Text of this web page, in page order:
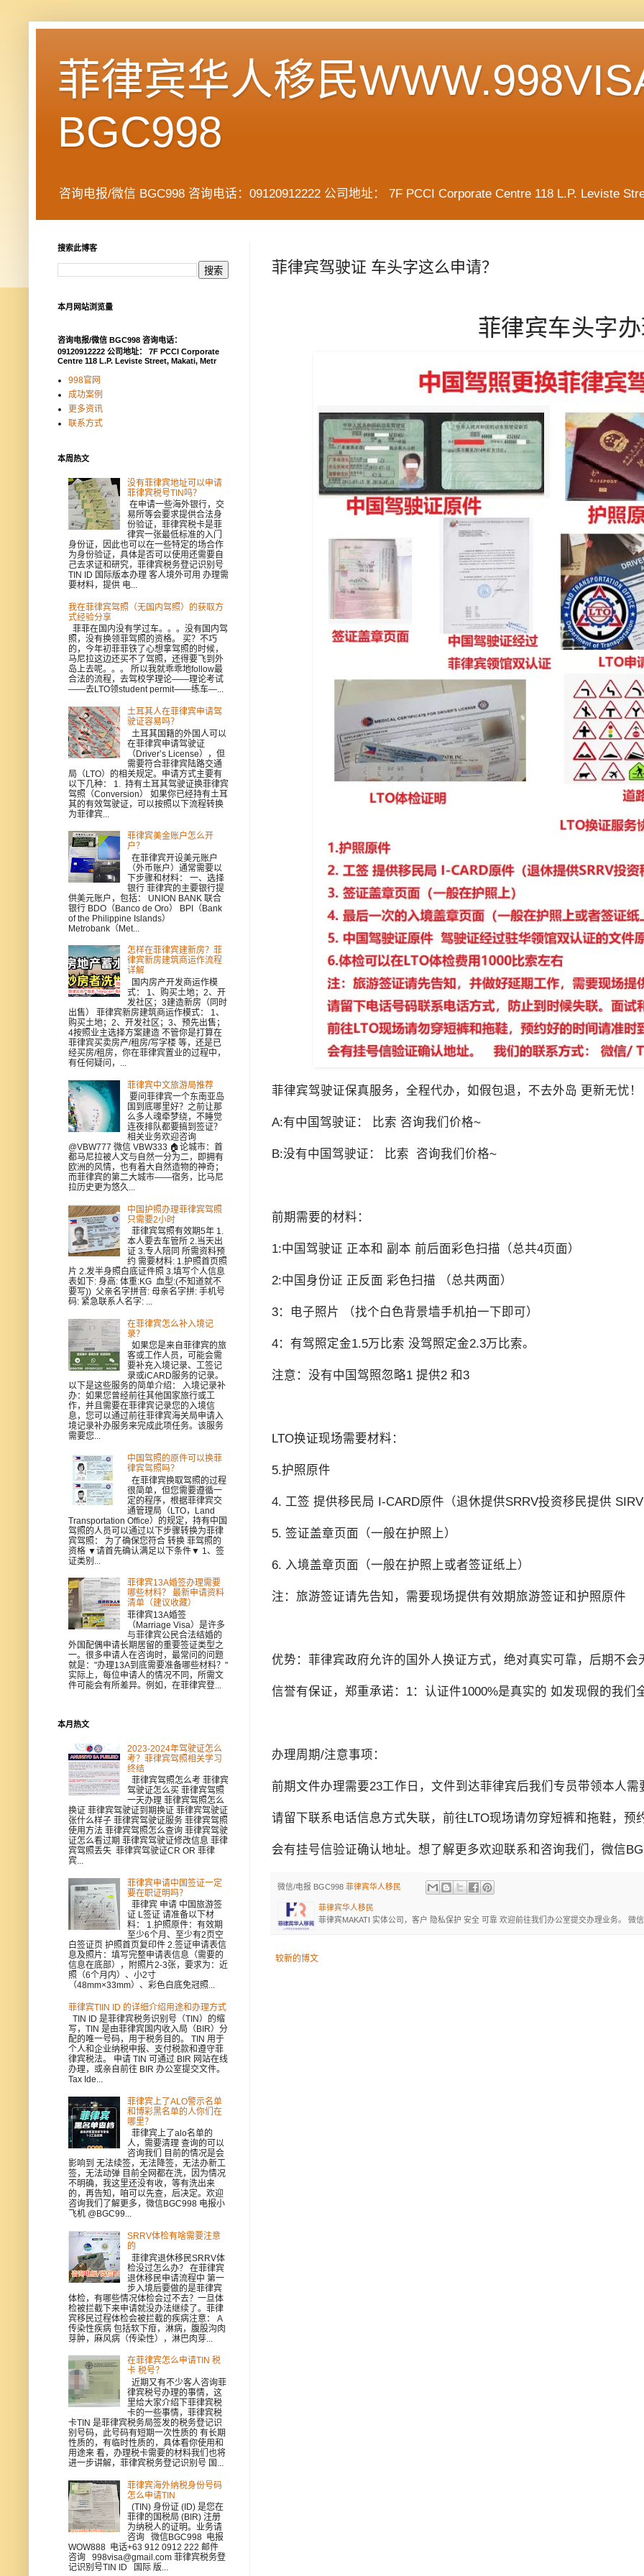
菲律宾华人移民
BGC998
咨询电报/微信 BGC998 咨询电话：09120912222 公司地址： 7F PCCI Corporate Centre 118 L.P. Leviste
菲律宾驾驶证 车头字这么申请？
菲律宾车头字
菲律宾驾驶证保真服务，全程代办，如假包退，不去外岛 更新无忧
A:有中国驾驶证： 比索 咨询我们价格~
B:没有中国驾驶证： 比索 咨询我们价格~
前期需要的材料：
1:中国驾驶证 正本和 副本 前后面彩色扫描（总共4页面）
2:中国身份证 正反面 彩色扫描 （总共两面）
3：电子照片 （找个白色背景墙手机拍一下即可）
4：有驾照定金1.5万比索 没驾照定金2.3万比索。
注意：没有中国驾照忽略1 提供2 和3
LTO换证现场需要材料：
5.护照原件
4. 工签 提供移民局 I-CARD原件（退休提供SRRV投资移民提供
5. 签证盖章页面（一般在护照上）
6. 入境盖章页面（一般在护照上或者签证纸上）
注：旅游签证请先告知，需要现场提供有效期旅游签证和护照原件
优势：菲律宾政府允许的国外人换证方式，绝对真实可靠，后期不
信誉有保证，郑重承诺：1：认证件1000%是真实的 如发现假的我
办理周期/注意事项：
前期文件办理需要23工作日，文件到达菲律宾后我们专员带领本人
请留下联系电话信息方式失联，前往LTO现场请勿穿短裤和拖鞋，
会有挂号信验证确认地址。想了解更多欢迎联系和咨询我们，微信
微信/电报 BGC998 菲律宾华人移民
菲律宾华人移民
菲律宾MAKATI 实体公司，客户 隐私保护 安全 可靠 欢迎前往我们办公室提交办理业务。 微
较新的博文
搜索此博客
本月网站浏览量
咨询电报/微信 BGC998 咨询电话：
09120912222 公司地址： 7F PCCI Corporate
Centre 118 L.P. Leviste Street, Makati, Metr
998官网
成功案例
更多资讯
联系方式
本周热文
没有菲律宾地址可以申请
菲律宾税号TIN吗？
在申请一些海外银行，交
易所等会要求提供合法身
份验证，菲律宾税卡是菲
律宾一张最低标准的入门
身份证，因此也可以在一些特定的场合作
为身份验证，具体是否可以使用还需要自
己去求证和研究，菲律宾税务登记识别号
TIN ID 国际版本办理 客人境外可用 办理需
要材料，提供 电...
我在菲律宾驾照（无国内驾照）的获取方
式经验分享
菲菲在国内没有学过车。。。没有国内驾
照，没有换领菲驾照的资格。 买？不巧
的，今年初菲菲铁了心想拿驾照的时候，
马尼拉这边还买不了驾照，还得要飞到外
岛上去呢。。。 所以我就乖乖地follow最
合法的流程，去驾校学理论——理论考试
——去LTO领student permit——练车—...
土耳其人在菲律宾申请驾
驶证容易吗？
土耳其国籍的外国人可以
在菲律宾申请驾驶证
（Driver’s License），但
需要符合菲律宾陆路交通
局（LTO）的相关规定。申请方式主要有
以下几种： 1. 持有土耳其驾驶证换菲律宾
驾照（Conversion） 如果你已经持有土耳
其的有效驾驶证，可以按照以下流程转换
为菲律宾...
菲律宾美金账户怎么开
户？
在菲律宾开设美元账户
（外币账户）通常需要以
下步骤和材料： 一、选择
银行 菲律宾的主要银行提
供美元账户，包括： UNION BANK 联合
银行 BDO（Banco de Oro） BPI（Bank
of the Philippine Islands）
Metrobank（Met...
怎样在菲律宾建新房？菲
律宾新房建筑商运作流程
详解
国内房产开发商运作模
式： 1、购买土地；2、开
发社区；3建造新房（同时
出售） 菲律宾新房建筑商运作模式： 1、
购买土地；2、开发社区；3、预先出售；
4按照业主选择方案建造 不管你是打算在
菲律宾买卖房产/租房/写字楼 等，还是已
经买房/租房，你在菲律宾置业的过程中，
有任何疑问，...
菲律宾中文旅游局推荐
要问菲律宾一个东南亚岛
国到底哪里好？之前让那
么多人魂牵梦绕，不睡觉
连夜排队都要搞到签证？
相关业务欢迎咨询
@VBW777 微信 VBW333 🏠论城市：首
都马尼拉被人文与自然一分为二，即拥有
欧洲的风情，也有着大自然造物的神奇；
而菲律宾的第二大城市——宿务，比马尼
拉历史更为悠久...
中国护照办理菲律宾驾照
只需要2小时
菲律宾驾照有效期5年 1.
本人要去车管所 2.当天出
证 3.专人陪同 所需资料预
约 需要材料: 1.护照首页照
片 2.发半身照白底证件照 3.填写个人信息
表如下: 身高: 体重:KG 血型:(不知道就不
要写)) 父亲名字拼音: 母亲名字拼: 手机号
码: 紧急联系人名字: ...
在菲律宾怎么补入境记
录？
如果您是来自菲律宾的旅
客或工作人员，可能会需
要补充入境记录、工签记
录或iCARD服务的记录。
以下是这些服务的简单介绍： 入境记录补
办：如果您曾经前往其他国家旅行或工
作，并且需要在菲律宾记录您的入境信
息，您可以通过前往菲律宾海关局申请入
境记录补办服务来完成此项任务。该服务
需要您...
中国驾照的原件可以换菲
律宾驾照吗？
在菲律宾换取驾照的过程
很简单，但您需要遵循一
定的程序，根据菲律宾交
通管理局（LTO，Land
Transportation Office）的规定，持有中国
驾照的人员可以通过以下步骤转换为菲律
宾驾照： 为了确保您符合 转换 菲驾照的
资格 ▼请首先确认满足以下条件▼ 1、签
证类别...
菲律宾13A婚签办理需要
哪些材料？ 最新申请资料
清单（建议收藏）
菲律宾13A婚签
（Marriage Visa）是许多
与菲律宾公民合法结婚的
外国配偶申请长期居留的重要签证类型之
一。很多申请人在咨询时，最常问的问题
就是："办理13A到底需要准备哪些材料？"
实际上，每位申请人的情况不同，所需文
件可能会有所差异。例如，在菲律宾登...
本月热文
2023-2024年驾驶证怎么
考？菲律宾驾照相关学习
终结
菲律宾驾照怎么考 菲律宾
驾驶证怎么买 菲律宾驾照
一天办理 菲律宾驾照怎么
换证 菲律宾驾驶证到期换证 菲律宾驾驶证
张什么样子 菲律宾驾驶证服务 菲律宾驾照
使用方法 菲律宾驾照怎么查询 菲律宾驾驶
证怎么看过期 菲律宾驾驶证修改信息 菲律
宾驾照丢失 菲律宾驾驶证CR OR 菲律
宾...
菲律宾申请中国签证一定
要在职证明吗？
菲律宾 申请 中国旅游签
证 L签证 请准备以下材
料： 1.护照原件：有效期
至少6个月、至少有2页空
白签证页 护照首页复印件 2.签证申请表信
息及照片：填写完整申请表信息（需要的
信息在底部），附照片2-3张，要求为：近
照（6个月内）、小2寸
（48mm×33mm）、彩色白底免冠照...
菲律宾TIIN ID 的详细介绍用途和办理方式
TIN ID 是菲律宾税务识别号（TIN）的缩
写，TIN 是由菲律宾国内收入局（BIR）分
配的唯一号码，用于税务目的。 TIN 用于
个人和企业纳税申报、支付税款和遵守菲
律宾税法。 申请 TIN 可通过 BIR 网站在线
办理，或亲自前往 BIR 办公室提交文件。
Tax Ide...
菲律宾上了ALO警示名单
和博彩黑名单的人你们在
哪里？
菲律宾上了alo名单的
人，需要清理 查询的可以
咨询我们 目前的情况是会
影响到 无法续签，无法降签，无法办新工
签，无法动弹 目前全网都在洗，因为情况
不明确，我这里还没有收，等有洗出来
的，再告知，咱可以先查，后决定。欢迎
咨询我们了解更多，微信BGC998 电报小
飞机 @BGC99...
SRRV体检有啥需要注意
的
菲律宾退休移民SRRV体
检没过怎么办？ 在菲律宾
退休移民申请流程中 第一
步入境后要做的是菲律宾
体检，有哪些情况体检会过不去？一旦体
检被拦截下来申请就没办法继续了。菲律
宾移民过程体检会被拦截的疾病注意： A
传染性疾病 包括软下疳，淋病，腹股沟肉
芽肿，麻风病（传染性），淋巴肉芽...
在菲律宾怎么申请TIN 税
卡 税号？
近期又有不少客人咨询菲
律宾税号办理的事情，这
里给大家介绍下菲律宾税
卡的一些事情，菲律宾税
卡TIN 是菲律宾税务局签发的税务登记识
别号码，此号码有短期一次性质的 有长期
性质的，有临时性质的，具体看你使用和
用途来 看，办理税卡需要的材料我们也将
进一步讲解，菲律宾税务登记识别号 国...
菲律宾海外纳税身份号码
怎么申请TIN
(TIN) 身份证 (ID) 是您在
菲律的国税局 (BIR) 注册
为纳税人的证明。业务请
咨询 微信BGC998 电报
WOW888 电话+63 912 0912 222 邮件
咨询 998visa@gmail.com 菲律宾税务登
记识别号TIN ID 国际 版...